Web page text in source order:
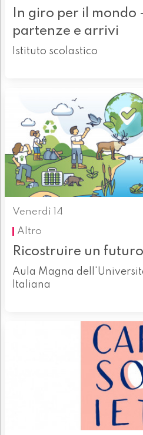
In giro per il mondo
partenze e arrivi
Istituto scolastico
Venerdì 14
Altro
Ricostruire un
Aula Magna
Italiana